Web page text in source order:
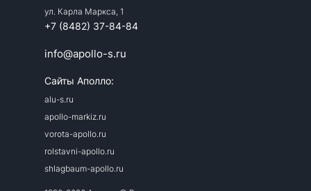
ул. Карла Маркса, 1
+7 (8482) 37-84-84
info@apollo-s.ru
Сайты Аполло:
alu-s.ru
apollo-markiz.ru
vorota-apollo.ru
rolstavni-apollo.ru
shlagbaum-apollo.ru